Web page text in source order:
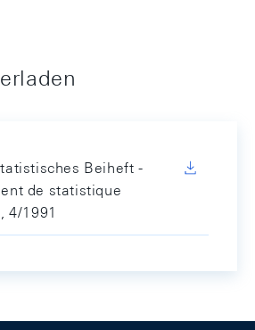
Beiheft -
de statistique
4/1991